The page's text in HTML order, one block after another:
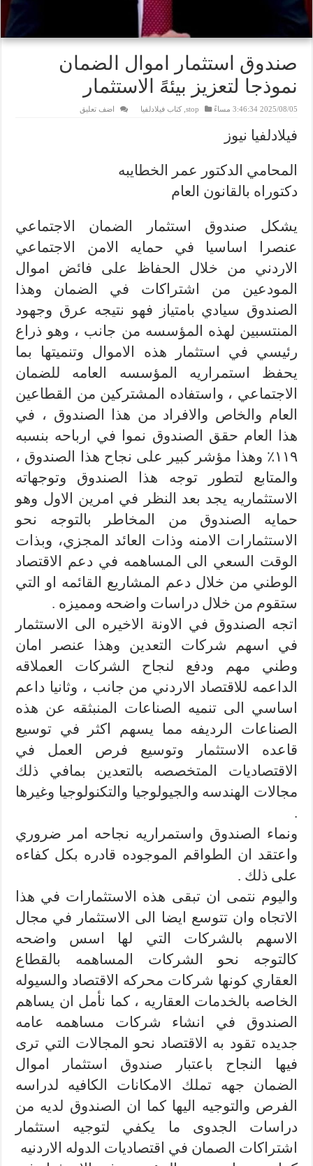
صندوق استثمار اموال الضمان
نموذجا لتعزيز بيئهً الاستثمار
2025/08/05 3:46:34 مساءً stop
,كتاب فيلادلفيا اضف تعليق
فيلادلفيا نيوز
المحامي الدكتور عمر الخطايبه
دكتوراه بالقانون العام
يشكل صندوق استثمار الضمان الاجتماعي
عنصرا اساسيا في حمايه الامن الاجتماعي
الاردني من خلال الحفاظ على فائض اموال
المودعين من اشتراكات في الضمان وهذا
الصندوق سيادي بامتياز فهو نتيجه عرق وجهود
المنتسبين لهذه المؤسسه من جانب ، وهو ذراع
رئيسي في استثمار هذه الاموال وتنميتها بما
يحفظ استمراريه المؤسسه العامه للضمان
الاجتماعي ، واستفاده المشتركين من القطاعين
العام والخاص والافراد من هذا الصندوق ، في
هذا العام حقق الصندوق نموا في ارباحه بنسبه
١١٩٪؜ وهذا مؤشر كبير على نجاح هذا الصندوق ،
والمتابع لتطور توجه هذا الصندوق وتوجهاته
الاستثماريه يجد بعد النظر في امرين الاول وهو
حمايه الصندوق من المخاطر بالتوجه نحو
الاستثمارات الامنه وذات العائد المجزي، وبذات
الوقت السعي الى المساهمه في دعم الاقتصاد
الوطني من خلال دعم المشاريع القائمه او التي
ستقوم من خلال دراسات واضحه ومميزه .
اتجه الصندوق في الاونة الاخيره الى الاستثمار
في اسهم شركات التعدين وهذا عنصر امان
وطني مهم ودفع لنجاح الشركات العملاقه
الداعمه للاقتصاد الاردني من جانب ، وثانيا داعم
اساسي الى تنميه الصناعات المنبثقه عن هذه
الصناعات الرديفه مما يسهم اكثر في توسيع
قاعده الاستثمار وتوسيع فرص العمل في
الاقتصاديات المتخصصه بالتعدين بمافي ذلك
مجالات الهندسه والجيولوجيا والتكنولوجيا وغيرها
.
ونماء الصندوق واستمراريه نجاحه امر ضروري
واعتقد ان الطواقم الموجوده قادره بكل كفاءه
على ذلك .
واليوم نتمى ان تبقى هذه الاستثمارات في هذا
الاتجاه وان تتوسع ايضا الى الاستثمار في مجال
الاسهم بالشركات التي لها اسس واضحه
كالتوجه نحو الشركات المساهمه بالقطاع
العقاري كونها شركات محركه الاقتصاد والسيوله
الخاصه بالخدمات العقاريه ، كما نأمل ان يساهم
الصندوق في انشاء شركات مساهمه عامه
جديده تقود به الاقتصاد نحو المجالات التي ترى
فيها النجاح باعتبار صندوق استثمار اموال
الضمان جهه تملك الامكانات الكافيه لدراسه
الفرص والتوجيه اليها كما ان الصندوق لديه من
دراسات الجدوى ما يكفي لتوجيه استثمار
اشتراكات الصمان في اقتصاديات الدوله الاردنيه